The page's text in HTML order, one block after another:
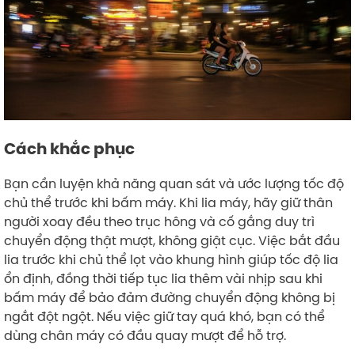
Cách khắc phục
Bạn cần luyện khả năng quan sát và ước lượng tốc độ
chủ thể trước khi bấm máy. Khi lia máy, hãy giữ thân
người xoay đều theo trục hông và cố gắng duy trì
chuyển động thật mượt, không giật cục. Việc bắt đầu
lia trước khi chủ thể lọt vào khung hình giúp tốc độ lia
ổn định, đồng thời tiếp tục lia thêm vài nhịp sau khi
bấm máy để bảo đảm đường chuyển động không bị
ngắt đột ngột. Nếu việc giữ tay quá khó, bạn có thể
dùng chân máy có đầu quay mượt để hỗ trợ.